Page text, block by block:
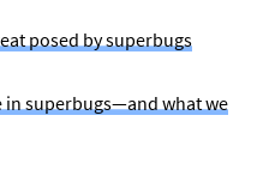
posed by superbugs
in superbugs—and what we